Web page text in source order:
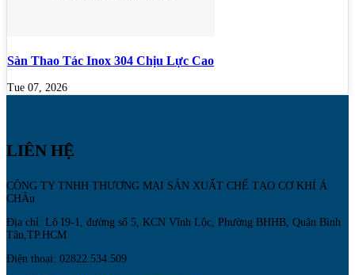
Sàn Thao Tác Inox 304 Chịu Lực Cao
Tue 07, 2026
LIÊN HỆ
CÔNG TY TNHH THƯƠNG MẠI SẢN XUẤT CHẾ TẠO CƠ KHÍ Á
CHÂu
Địa chỉ: Lô I9-1, đường số 5, KCN Vĩnh Lộc, Phường BHHB, Quận Bình
Tân,TP.HCM
Điện thoại: 02822.534.509